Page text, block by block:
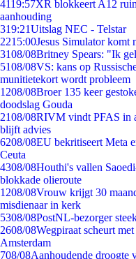
4119:57XR blokkeert A12
aanhouding
319:21Uitslag NEC - Telstar
2215:00Jesus Simulator komt
3108/08Britney Spears: "Ik
5108/08VS: kans op
munitietekort wordt probleem
1208/08Broer 135 keer
doodslag Gouda
2108/08RIVM vindt PFAS in
blijft advies
6208/08EU bekritiseert Meta
Ceuta
4308/08Houthi's vallen
blokkade olieroute
1208/08Vrouw krijgt 30
misdienaar in kerk
5308/08PostNL-bezorger
2608/08Wegpiraat scheurt
Amsterdam
708/08Aanhoudende droogte